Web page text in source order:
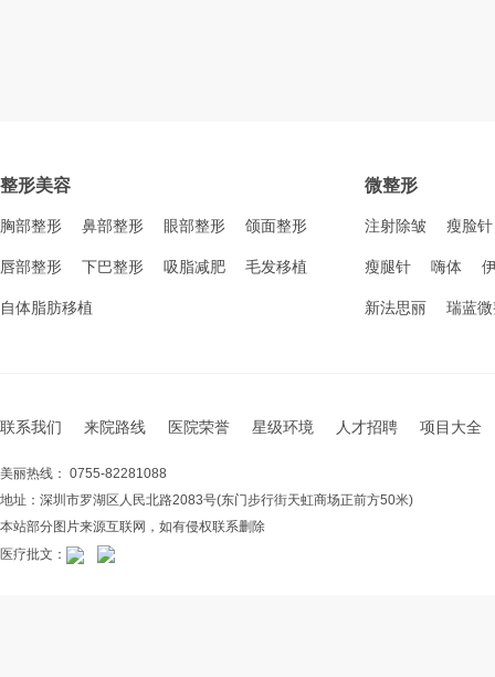
整形美容
胸部整形 鼻部整形 眼部整形 颌面整形
唇部整形 下巴整形 吸脂减肥 毛发移植
自体脂肪移植
微整形
注射除皱 瘦脸针
瘦腿针 嗨体
新法思丽 瑞蓝
联系我们 来院路线 医院荣誉 星级环境 人才招聘 项目大全
美丽热线： 0755-82281088
地址：深圳市罗湖区人民北路2083号(东门步行街天虹商场正前方50米)
本站部分图片来源互联网，如有侵权联系删除
医疗批文：